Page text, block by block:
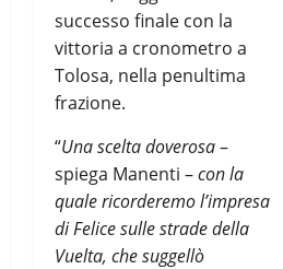
successo finale con la
vittoria a cronometro a
Tolosa, nella penultima
frazione.
“Una scelta doverosa–
spiega Manenti –con la
quale ricorderemo l’impresa
di Felice sulle strade della
Vuelta, che suggellò